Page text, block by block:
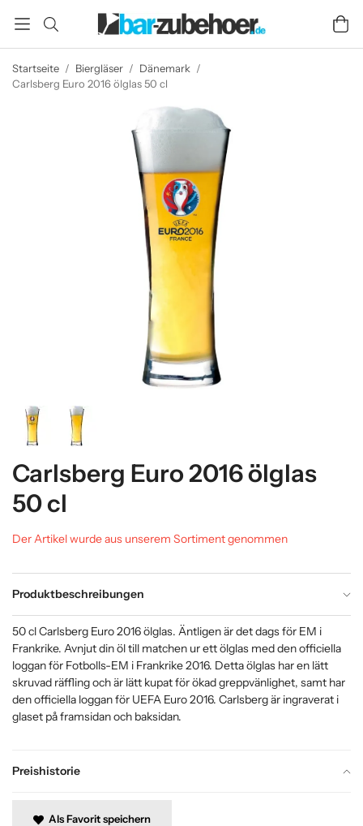
Startseite / Biergläser / Dänemark /
Carlsberg Euro 2016 ölglas 50 cl
Carlsberg Euro 2016 ölglas
50 cl
Der Artikel wurde aus unserem Sortiment genommen
Produktbeschreibungen
Preishistorie
50 cl Carlsberg Euro 2016 ölglas. Äntligen är det dags för EM i
Frankrike. Avnjut din öl till matchen ur ett ölglas med den officiella
loggan för Fotbolls-EM i Frankrike 2016. Detta ölglas har en lätt
skruvad räffling och är lätt kupat för ökad greppvänlighet, samt har
den officiella loggan för UEFA Euro 2016. Carlsberg är ingraverat i
glaset på framsidan och baksidan.
Als Favorit speichern